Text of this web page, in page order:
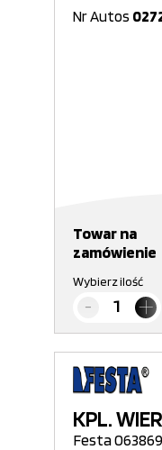
Nr Autos
Towar na
zamówienie
Wybierz ilość
KPL.
Festa 063869